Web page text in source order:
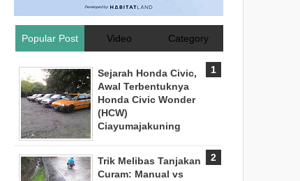
Popular Post Video Category
Sejarah Honda Civic,
Awal Terbentuknya
Honda Civic Wonder
(HCW)
Ciayumajakuning
Trik Melibas Tanjakan
Curam: Manual vs